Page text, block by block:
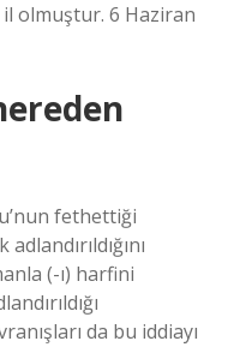
il olmuştur. 6 Haziran
fethettiği
(-ı) harfini
da bu iddiayı